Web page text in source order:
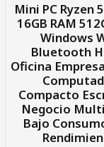
Mini PC Ryzen
16GB RAM
Windows
Bluetooth
Oficina
Compacto
Negocio
Bajo